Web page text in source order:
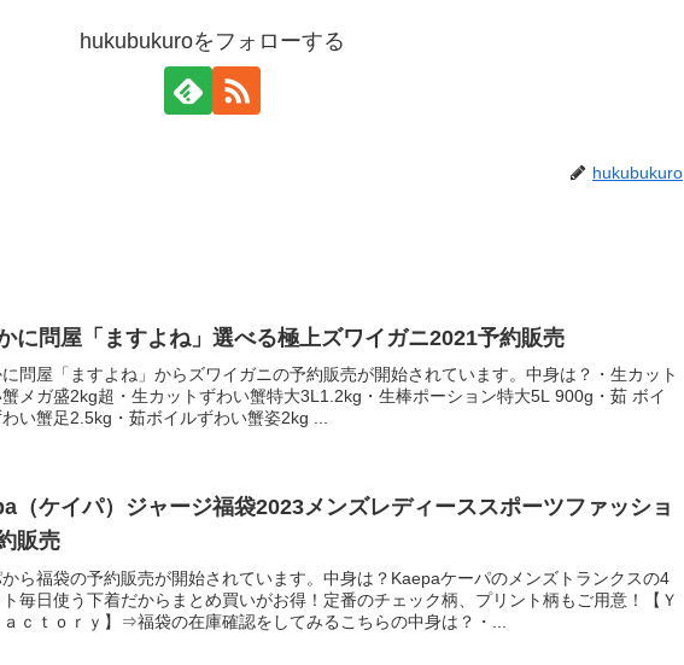
hukubukuroをフォローする
hukubukuro
に問屋「ますよね」選べる極上ズワイガニ2021予約販売
問屋「ますよね」からズワイガニの予約販売が開始されています。中身は？・生カット
メガ盛2kg超・生カットずわい蟹特大3L1.2kg・生棒ポーション特大5L 900g・茹 ボイ
い蟹足2.5kg・茹ボイルずわい蟹姿2kg ...
（ケイパ）ジャージ福袋2023メンズレディーススポーツファッショ
販売
ら福袋の予約販売が開始されています。中身は？Kaepaケーパのメンズトランクスの4
毎日使う下着だからまとめ買いがお得！定番のチェック柄、プリント柄もご用意！【Ｙ
ｃｔｏｒｙ】⇒福袋の在庫確認をしてみるこちらの中身は？・...